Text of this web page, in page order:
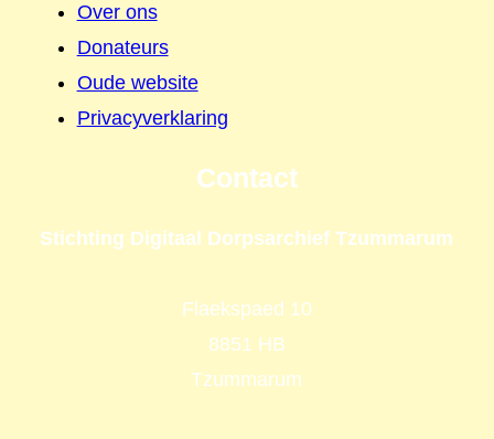
Over ons
Donateurs
Oude website
Privacyverklaring
Contact
Stichting Digitaal Dorpsarchief Tzummarum
Flaekspaed 10
8851 HB
Tzummarum